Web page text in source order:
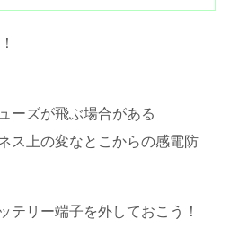
ーズが飛ぶ場合がある
ス上の変なとこからの感電防
テリー端子を外しておこう！